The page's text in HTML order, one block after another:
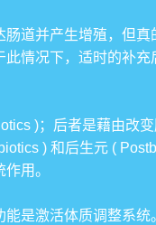
道并产生增殖，但
情况下，适时的补
)；后者是藉由改
) 和后生元 (
用。
是激活体质调整系